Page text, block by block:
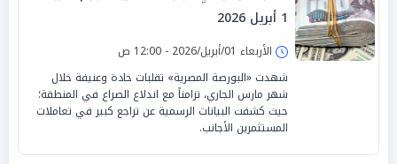
1 أبريل 2026
الأربعاء 01/أبريل/2026 - 12:00 ص
شهدت «البورصة المصرية» تقلبات حادة وعنيفة خلال
شهر مارس الجاري، تزامناً مع اندلاع الصراع في المنطقة؛
حيث كشفت البيانات الرسمية عن تراجع كبير في تعاملات
المستثمرين الأجانب.